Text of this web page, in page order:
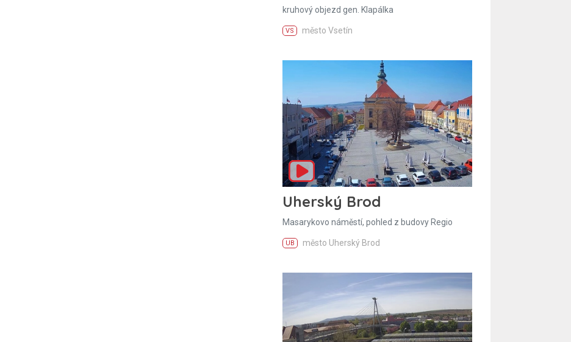
kruhový objezd gen. Klapálka
VS město Vsetín
Uherský Brod
Masarykovo náměstí, pohled z budovy Regio
UB město Uherský Brod